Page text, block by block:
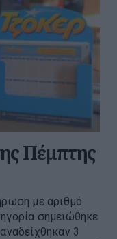
Πέμπτης
με αριθμό
σημειώθηκε
3